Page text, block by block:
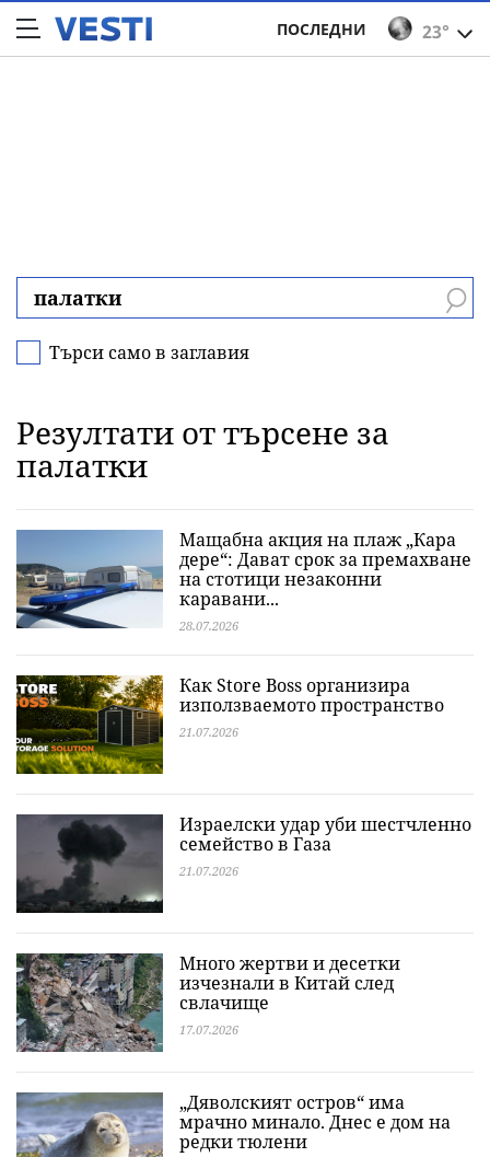
23°
ПОСЛЕДНИ
Търси само в заглавия
Резултати от търсене за
палатки
Мащабна акция на плаж „Кара
дере“: Дават срок за премахване
на стотици незаконни
каравани...
28.07.2026
Как Store Boss организира
използваемото пространство
21.07.2026
Израелски удар уби шестчленно
семейство в Газа
21.07.2026
Много жертви и десетки
изчезнали в Китай след
свлачище
17.07.2026
„Дяволският остров“ има
мрачно минало. Днес е дом на
редки тюлени